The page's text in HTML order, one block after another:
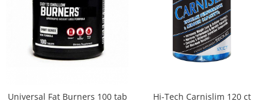
Universal Fat Burners 100 tab
Hi-Tech Carnislim 120 ct